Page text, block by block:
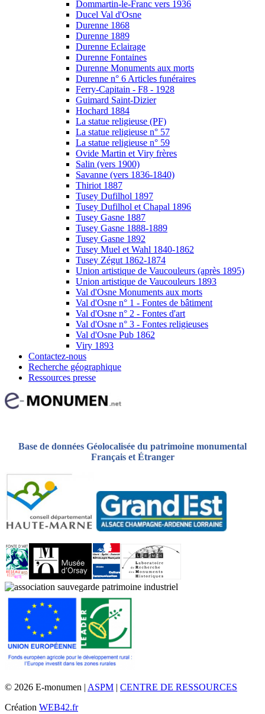
Dommartin-le-Franc vers 1936
Ducel Val d'Osne
Durenne 1868
Durenne 1889
Durenne Eclairage
Durenne Fontaines
Durenne Monuments aux morts
Durenne n° 6 Articles funéraires
Ferry-Capitain - F8 - 1928
Guimard Saint-Dizier
Hochard 1884
La statue religieuse (PF)
La statue religieuse n° 57
La statue religieuse n° 59
Ovide Martin et Viry frères
Salin (vers 1900)
Savanne (vers 1836-1840)
Thiriot 1887
Tusey Dufilhol 1897
Tusey Dufilhol et Chapal 1896
Tusey Gasne 1887
Tusey Gasne 1888-1889
Tusey Gasne 1892
Tusey Muel et Wahl 1840-1862
Tusey Zégut 1862-1874
Union artistique de Vaucouleurs (après 1895)
Union artistique de Vaucouleurs 1893
Val d'Osne Monuments aux morts
Val d'Osne n° 1 - Fontes de bâtiment
Val d'Osne n° 2 - Fontes d'art
Val d'Osne n° 3 - Fontes religieuses
Val d'Osne Pub 1862
Viry 1893
Contactez-nous
Recherche géographique
Ressources presse
Base de données Géolocalisée du patrimoine monumental
Français et Étranger
© 2026 E-monumen | ASPM | CENTRE DE RESSOURCES
Création WEB42.fr